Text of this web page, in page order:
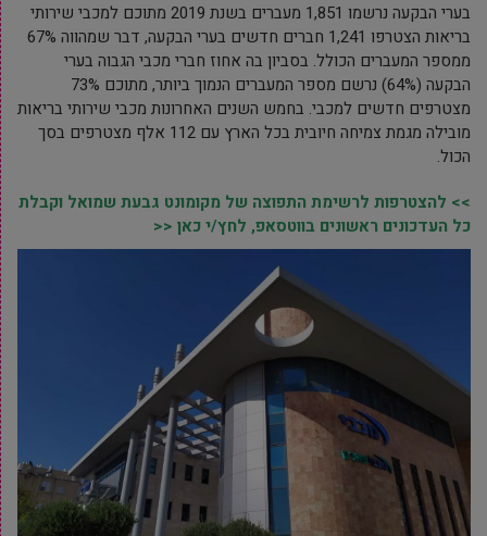
בערי הבקעה נרשמו 1,851 מעברים בשנת 2019 מתוכם למכבי שירותי
בריאות הצטרפו 1,241 חברים חדשים בערי הבקעה, דבר שמהווה 67%
ממספר המעברים הכולל. בסביון בה אחוז חברי מכבי הגבוה בערי
הבקעה (64%) נרשם מספר המעברים הנמוך ביותר, מתוכם 73%
מצטרפים חדשים למכבי. בחמש השנים האחרונות מכבי שירותי בריאות
מובילה מגמת צמיחה חיובית בכל הארץ עם 112 אלף מצטרפים בסך
הכול.
>> להצטרפות לרשימת התפוצה של מקומונט גבעת שמואל וקבלת
כל העדכונים ראשונים בווטסאפ, לחץ/י כאן <<